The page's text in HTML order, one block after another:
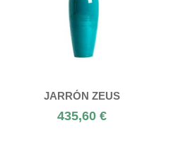
JARRÓN ZEUS
435,60 €